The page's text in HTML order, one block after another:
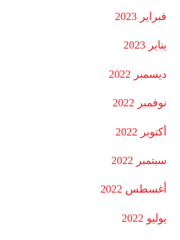
فبراير 2023
يناير 2023
ديسمبر 2022
نوفمبر 2022
أكتوبر 2022
سبتمبر 2022
أغسطس 2022
يوليو 2022